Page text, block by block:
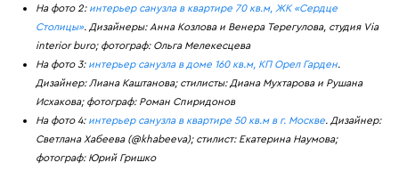
На фото 2: интерьер санузла в квартире 70 кв.м, ЖК «Сердце
Столицы». Дизайнеры: Анна Козлова и Венера Терегулова, студия Via
interior buro; фотограф: Ольга Мелекесцева
На фото 3: интерьер санузла в доме 160 кв.м, КП Орел Гарден.
Дизайнер: Лиана Каштанова; стилисты: Диана Мухтарова и Рушана
Исхакова; фотограф: Роман Спиридонов
На фото 4: интерьер санузла в квартире 50 кв.м в г. Москве. Дизайнер:
Светлана Хабеева (@khabeeva); стилист: Екатерина Наумова;
фотограф: Юрий Гришко